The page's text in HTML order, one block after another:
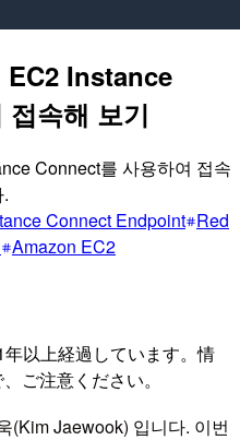
EC2 Instance
속해 보기
Connect를 사용하여 접속
Connect Endpoint Red
Amazon EC2
以上経過しています。情
ご注意ください。
(Kim Jaewook) 입니다. 이번